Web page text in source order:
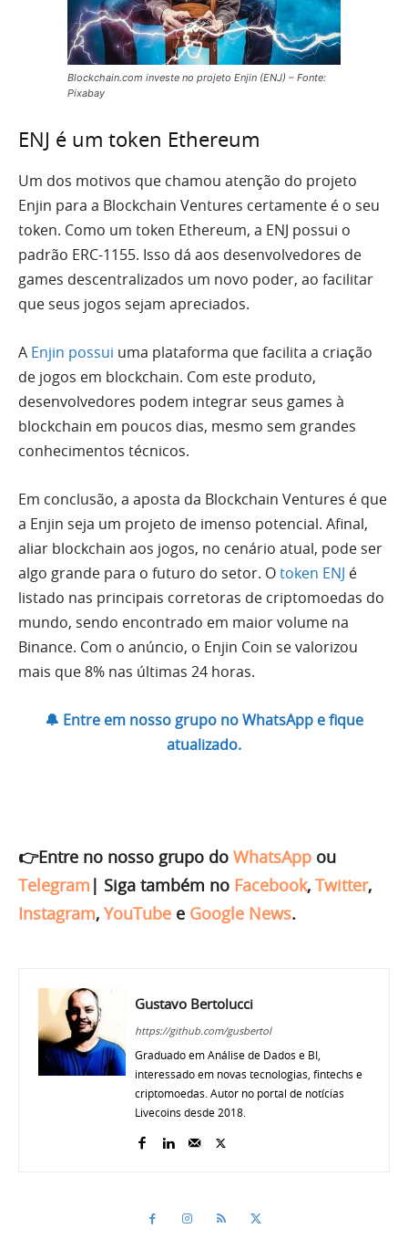
Blockchain.com investe no projeto Enjin (ENJ) – Fonte:
Pixabay
ENJ é um token Ethereum
Um dos motivos que chamou atenção do projeto
Enjin para a Blockchain Ventures certamente é o seu
token. Como um token Ethereum, a ENJ possui o
padrão ERC-1155. Isso dá aos desenvolvedores de
games descentralizados um novo poder, ao facilitar
que seus jogos sejam apreciados.
A Enjin possui uma plataforma que facilita a criação
de jogos em blockchain. Com este produto,
desenvolvedores podem integrar seus games à
blockchain em poucos dias, mesmo sem grandes
conhecimentos técnicos.
Em conclusão, a aposta da Blockchain Ventures é que
a Enjin seja um projeto de imenso potencial. Afinal,
aliar blockchain aos jogos, no cenário atual, pode ser
algo grande para o futuro do setor. Otoken ENJ é
listado nas principais corretoras de criptomoedas do
mundo, sendo encontrado em maior volume na
Binance. Com o anúncio, o Enjin Coin se valorizou
mais que 8% nas últimas 24 horas.
🔔 Entre em nosso grupo no WhatsApp e fique
atualizado.
👉Entre no nosso grupo do WhatsApp ou
Telegram | Siga também no Facebook, Twitter,
Instagram, YouTube e Google News.
Gustavo Bertolucci
https://github.com/gusbertol
Graduado em Análise de Dados e BI,
interessado em novas tecnologias, fintechs e
criptomoedas. Autor no portal de notícias
Livecoins desde 2018.